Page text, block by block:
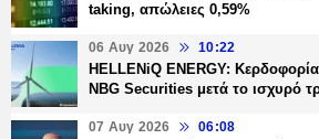
taking, απώλειες 0,59%
06 Αυγ 2026 10:22
HELLENiQ ENERGY:
NBG Securities μετά το ισχυρό
07 Αυγ 2026 06:08